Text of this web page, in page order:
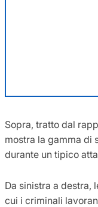
Sopra, tratto dal
mostra la gamma di
durante un tipico
Da sinistra a destra,
cui i criminali